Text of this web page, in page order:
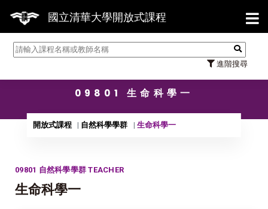
國立清華大學開放式課程
進階搜尋
【
09801 生命科學一
開放式課程 自然科學學群 生命科學一
09801 自然科學學群 TEACHER
生命科學一